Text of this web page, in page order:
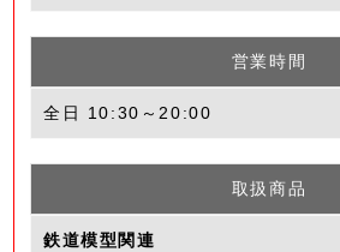
営業時間
全日 10:30～20:00
取扱商品
鉄道模型関連